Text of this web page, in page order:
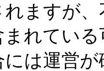
れますが
れている
は運営が